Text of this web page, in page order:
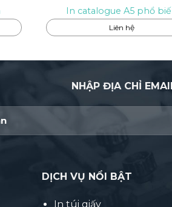
In catalogue A5 phổ
Liên hệ
NHẬP ĐỊA CHỈ
DỊCH VỤ NỔI BẬT
In túi giấy